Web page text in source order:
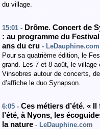
du village.
15:01 - Drôme. Concert de
: au programme du
ans du cru - LeDauphine.com
Pour sa quatrième édition, le
grand. Les 7 et 8 août, le village
Vinsobres autour de concerts,
d’affiche le duo Synapson.
6:05 - Ces métiers d’été. «
l’été, à Nyons, les
la nature - LeDauphine.com